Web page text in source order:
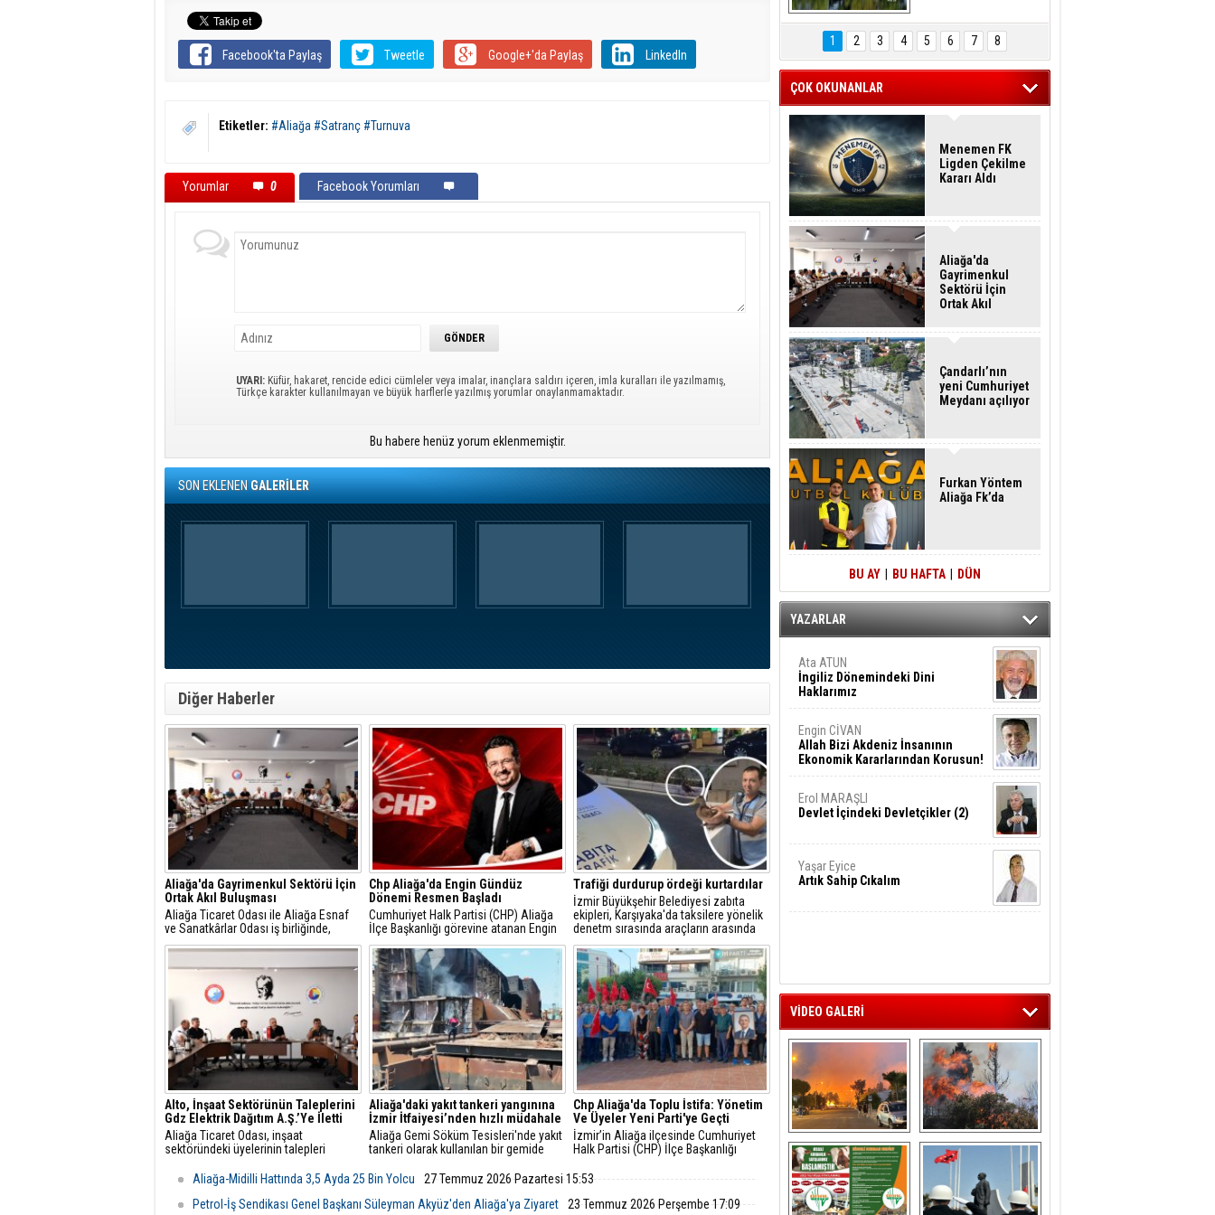
Facebook'ta Paylaş Tweetle Google+'da Paylaş LinkedIn
Etiketler: #Aliağa #Satranç #Turnuva
Yorumlar 0 Facebook Yorumları
UYARI: Küfür, hakaret, rencide edici cümleler veya imalar, inançlara saldırı içeren, imla kuralları ile yazılmamış,
Türkçe karakter kullanılmayan ve büyük harflerle yazılmış yorumlar onaylanmamaktadır.
Bu habere henüz yorum eklenmemiştir.
SON EKLENENGALERİLER
Diğer Haberler
Aliağa'da Gayrimenkul Sektörü İçin
Ortak Akıl Buluşması
Aliağa Ticaret Odası ile Aliağa Esnaf
ve Sanatkârlar Odası iş birliğinde,
ilçede faaliyet gösteren gayrimenkul
danışmanlarıyla sektörel istişare
toplantısı gerçekleştirildi.
Chp Aliağa'da Engin Gündüz
Dönemi Resmen Başladı
Cumhuriyet Halk Partisi (CHP) Aliağa
İlçe Başkanlığı görevine atanan Engin
Gündüz, sosyal medya hesabından
yaptığı açıklamayla yeni döneme ilişkin
mesajlar verdi.
Trafiği durdurup ördeği kurtardılar
İzmir Büyükşehir Belediyesi zabıta
ekipleri, Karşıyaka'da taksilere yönelik
denetm sırasında araçların arasında
kalan yeşilbaşlı dişi ördeği fark ederek
trafiği durdurdu.
Alto, İnşaat Sektörünün Taleplerini
Gdz Elektrik Dağıtım A.Ş.’Ye İletti
Aliağa Ticaret Odası, inşaat
sektöründeki üyelerinin talepleri
yetkilileriyle toplantı düzenledi.
Görüşmede sayaç panosu ve enerji
odası düzenlemeleriyle ilgili yeni
Aliağa'daki yakıt tankeri yangınına
İzmir İtfaiyesi’nden hızlı müdahale
Aliağa Gemi Söküm Tesisleri'nde yakıt
tankeri olarak kullanılan bir gemide
Belediyesi İtfaiye Dairesi Başkanlığı
ulaştı.
Chp Aliağa'da Toplu İstifa: Yönetim
Ve Üyeler Yeni Parti'ye Geçti
İzmir’in Aliağa ilçesinde Cumhuriyet
Halk Partisi (CHP) İlçe Başkanlığı
üyesi, düzenlenen basın toplantısıyla
istifa ettiklerini duyurarak Yeni Parti’ye
Aliağa-Midilli Hattında 3,5 Ayda 25 Bin Yolcu
27 Temmuz 2026 Pazartesi 15:53
Petrol-İş Sendikası Genel Başkanı Süleyman Akyüz'den Aliağa'ya Ziyaret
23 Temmuz 2026 Perşembe 17:09
Hasan Eser'in
Objektifinden
1 2 3 4 5 6 7 8
ÇOK OKUNANLAR
Menemen FK
Ligden Çekilme
Kararı Aldı
Aliağa'da
Gayrimenkul
Sektörü İçin
Ortak Akıl
Çandarlı’nın
yeni Cumhuriyet
Meydanı açılıyor
Furkan Yöntem
Aliağa Fk’da
BU AY BU HAFTA DÜN
YAZARLAR
Ata ATUN
İngiliz Dönemindeki Dini
Haklarımız
Engin CİVAN
Allah Bizi Akdeniz İnsanının
Ekonomik Kararlarından Korusun!
Erol MARAŞLI
Devlet İçindeki Devletçikler (2)
Yaşar Eyice
Artık Sahip Cıkalım
VİDEO GALERİ
Aliağa ‘da  otluk
alanda çıkan
yangın evlere
sıçramadan
söndürüldü
Aliağa'nın Ciğerleri